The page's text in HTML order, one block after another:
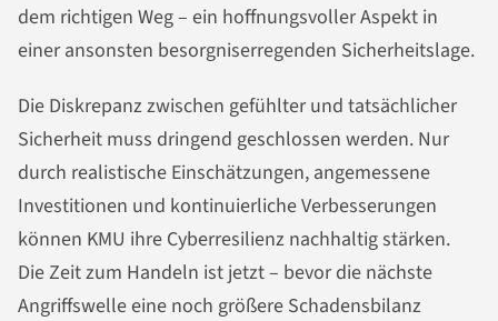
dem richtigen Weg – ein hoffnungsvoller Aspekt in
einer ansonsten besorgniserregenden Sicherheitslage.
Die Diskrepanz zwischen gefühlter und tatsächlicher
Sicherheit muss dringend geschlossen werden. Nur
durch realistische Einschätzungen, angemessene
Investitionen und kontinuierliche Verbesserungen
können KMU ihre Cyberresilienz nachhaltig stärken.
Die Zeit zum Handeln ist jetzt – bevor die nächste
Angriffswelle eine noch größere Schadensbilanz